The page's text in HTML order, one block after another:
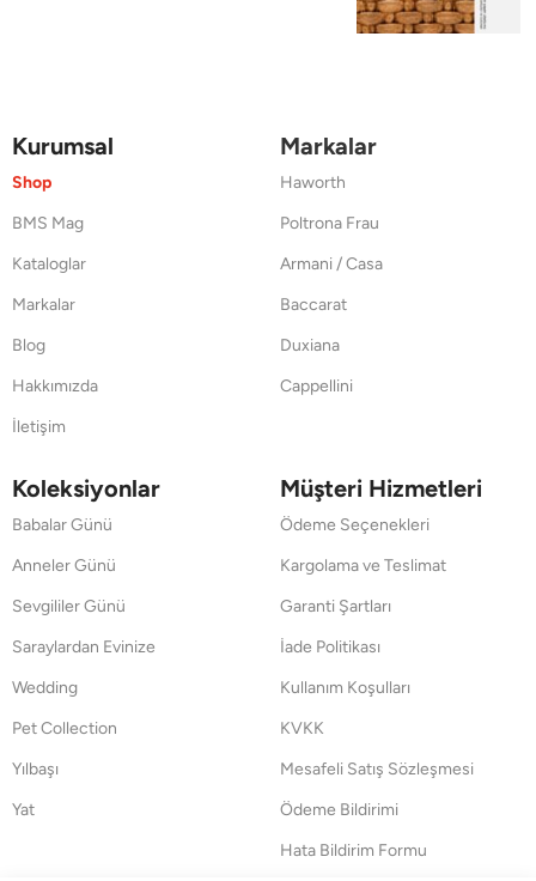
Kurumsal
Shop
BMS Mag
Kataloglar
Markalar
Blog
Hakkımızda
İletişim
Markalar
Haworth
Poltrona Frau
Armani / Casa
Baccarat
Duxiana
Cappellini
Koleksiyonlar
Babalar Günü
Anneler Günü
Sevgililer Günü
Saraylardan Evinize
Wedding
Pet Collection
Yılbaşı
Yat
Müşteri Hizmetleri
Ödeme Seçenekleri
Kargolama ve Teslimat
Garanti Şartları
İade Politikası
Kullanım Koşulları
KVKK
Mesafeli Satış Sözleşmesi
Ödeme Bildirimi
Hata Bildirim Formu